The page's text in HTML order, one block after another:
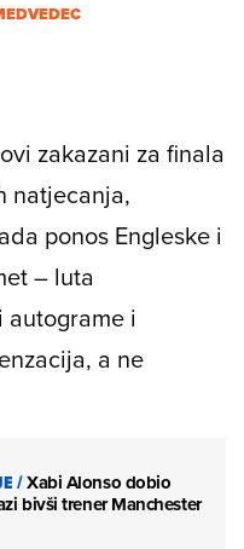
zakazani za finala
natjecanja,
ponos Engleske i
– luta
i
a ne
/Xabi Alonso dobio
bivši trener Manchester